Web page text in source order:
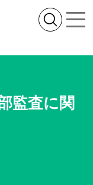
監査に関